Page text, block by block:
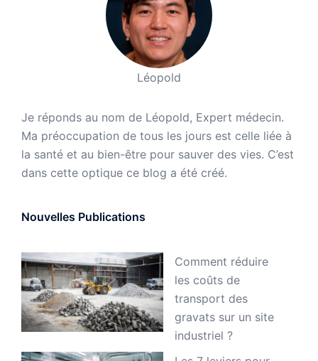
Léopold
Je réponds au nom de Léopold, Expert médecin.
Ma préoccupation de tous les jours est celle liée à
la santé et au bien-être pour sauver des vies. C’est
dans cette optique ce blog a été créé.
Nouvelles Publications
Comment réduire
les coûts de
transport des
gravats sur un site
industriel ?